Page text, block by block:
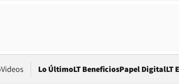
Videos Lo ÚltimoLT BeneficiosPapel DigitalLT